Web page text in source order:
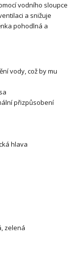
vodního sloupce
a snižuje
pohodlná a
vody, což by mu
přizpůsobení
hlava
zelená